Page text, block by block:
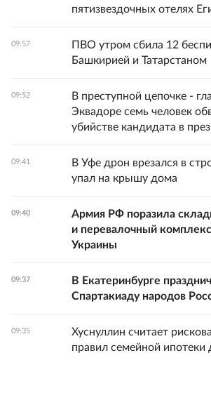
пятизвездочных отелях
09:57
ПВО утром сбила 12
Башкирией и Татарстаном
09:52
В преступной цепочке -
Эквадоре семь человек
убийстве кандидата в
09:41
В Уфе дрон врезался в
упал на крышу дома
09:40
Армия РФ поразила
и перевалочный
Украины
09:37
В Екатеринбурге
Спартакиаду народов
09:35
Хуснуллин считает
правил семейной ипотеки